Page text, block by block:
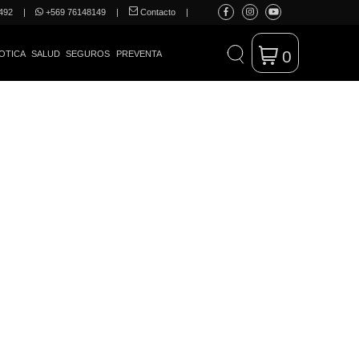
| +569 76148149 | Contacto |
SALUD SEGUROS PREVENTA 0